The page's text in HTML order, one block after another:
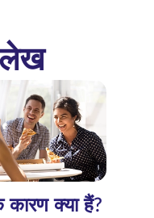
लेख
क्या हैं?